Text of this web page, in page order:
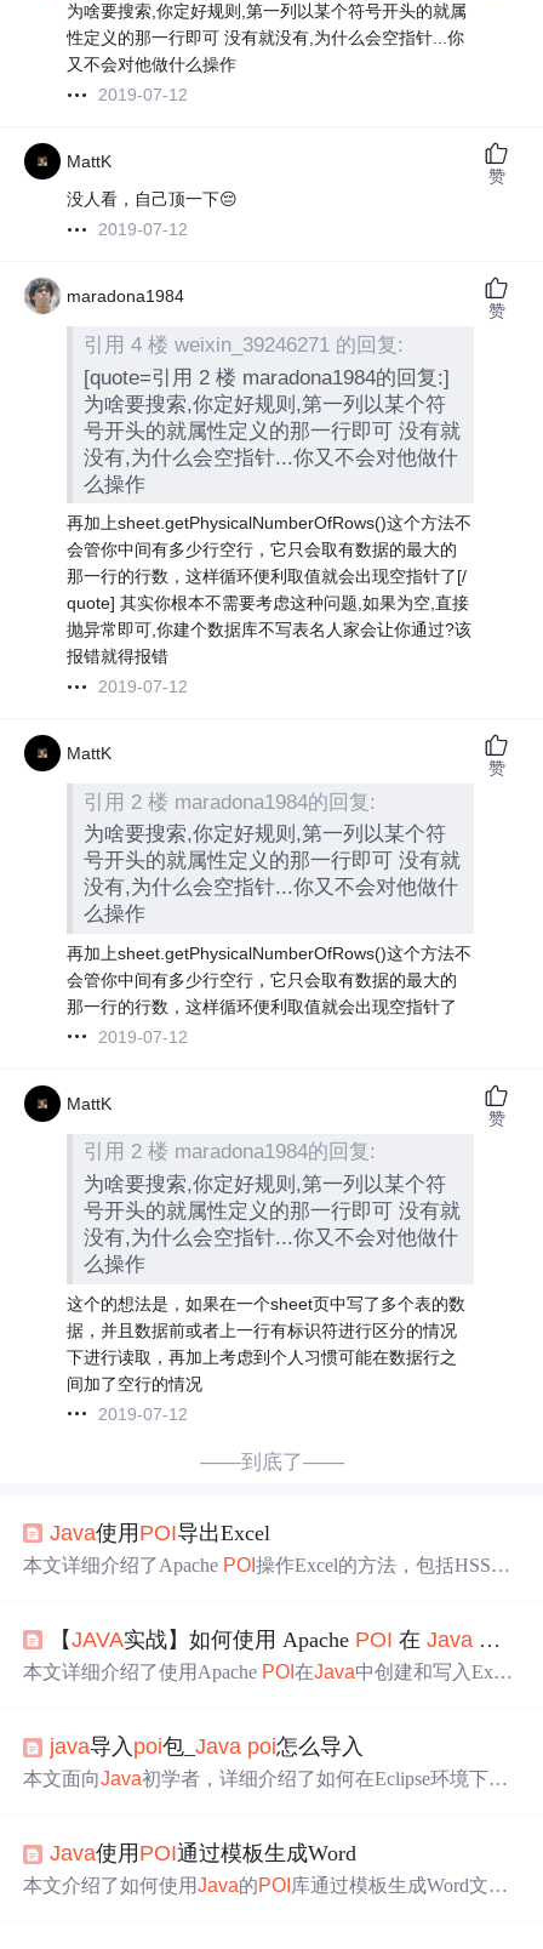
为啥要搜索,你定好规则,第一列以某个符号开头的就属
性定义的那一行即可 没有就没有,为什么会空指针...你
又不会对他做什么操作
2019-07-12
MattK
没人看，自己顶一下😔
2019-07-12
赞
maradona1984
引用 4 楼 weixin_39246271 的回复:
[quote=引用 2 楼 maradona1984的回复:]
为啥要搜索,你定好规则,第一列以某个符
号开头的就属性定义的那一行即可 没有就
没有,为什么会空指针...你又不会对他做什
么操作
再加上sheet.getPhysicalNumberOfRows()这个方法不
会管你中间有多少行空行，它只会取有数据的最大的
那一行的行数，这样循环便利取值就会出现空指针了[/
quote] 其实你根本不需要考虑这种问题,如果为空,直接
抛异常即可,你建个数据库不写表名人家会让你通过?该
报错就得报错
2019-07-12
赞
MattK
引用 2 楼 maradona1984的回复:
为啥要搜索,你定好规则,第一列以某个符
号开头的就属性定义的那一行即可 没有就
没有,为什么会空指针...你又不会对他做什
么操作
再加上sheet.getPhysicalNumberOfRows()这个方法不
会管你中间有多少行空行，它只会取有数据的最大的
那一行的行数，这样循环便利取值就会出现空指针了
2019-07-12
赞
MattK
引用 2 楼 maradona1984的回复:
为啥要搜索,你定好规则,第一列以某个符
号开头的就属性定义的那一行即可 没有就
没有,为什么会空指针...你又不会对他做什
么操作
这个的想法是，如果在一个sheet页中写了多个表的数
据，并且数据前或者上一行有标识符进行区分的情况
下进行读取，再加上考虑到个人习惯可能在数据行之
间加了空行的情况
2019-07-12
赞
——到底了——
Java使用 POI导出Excel
本文详细介绍了Apache POI操作Excel的方法，包括HSSFW
例。 【JAVA实战】如何使用 Apache POI 在Java
本文详细介绍了使用Apache POI在Java中创建和写入Excel
说明了写入Excel文件的步骤，最后提供了
能帮助开发者在项目中处理Excel文件。
java导入 poi包_Java poi怎么导入
本文面向Java初学者，详细介绍了如何在Eclipse环境下下
作。通过学习，读者将能够掌握Java使用
文件的创建与读取。
Java使用 POI通过模板生成Word
本文介绍了如何使用Java的POI 库通过模板生成Word文